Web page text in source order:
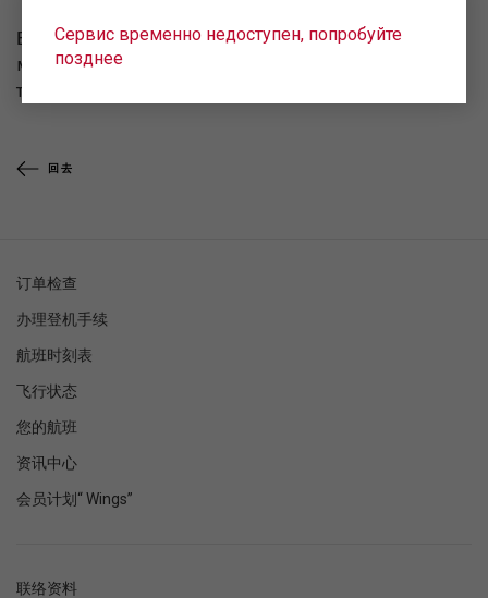
Билеты уже в продаже на сайтеuralairlines.ru, в
мобильном приложении UralAirlines, в авиакассах и по
телефону call-центра авиакомпании 8-800-7700-262.
回去
Сервис временно недоступен, попробуйте
позднее
订单检查
办理登机手续
航班时刻表
飞行状态
您的航班
资讯中心
会员计划“ Wings”
联络资料